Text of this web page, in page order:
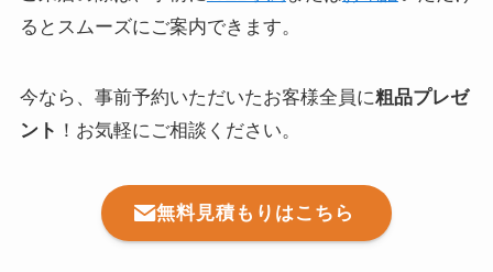
るとスムーズにご案内できます。
今なら、事前予約いただいたお客様全員に粗品プレゼ
ント ！お気軽にご相談ください。
無料見積もりはこちら